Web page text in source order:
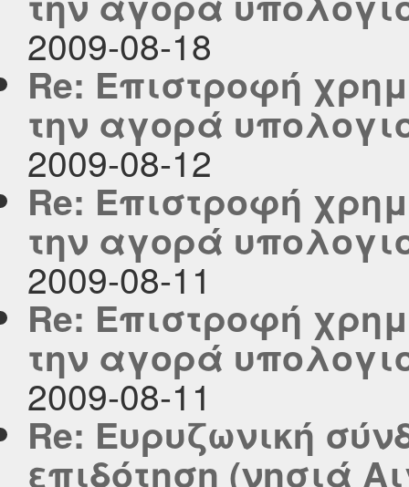
2009-08-18
Re: Επιστροφή
την αγορά
2009-08-12
Re: Επιστροφή
την αγορά
2009-08-11
Re: Επιστροφή
την αγορά
2009-08-11
Re: Ευρυζωνική
επιδότηση (νησιά